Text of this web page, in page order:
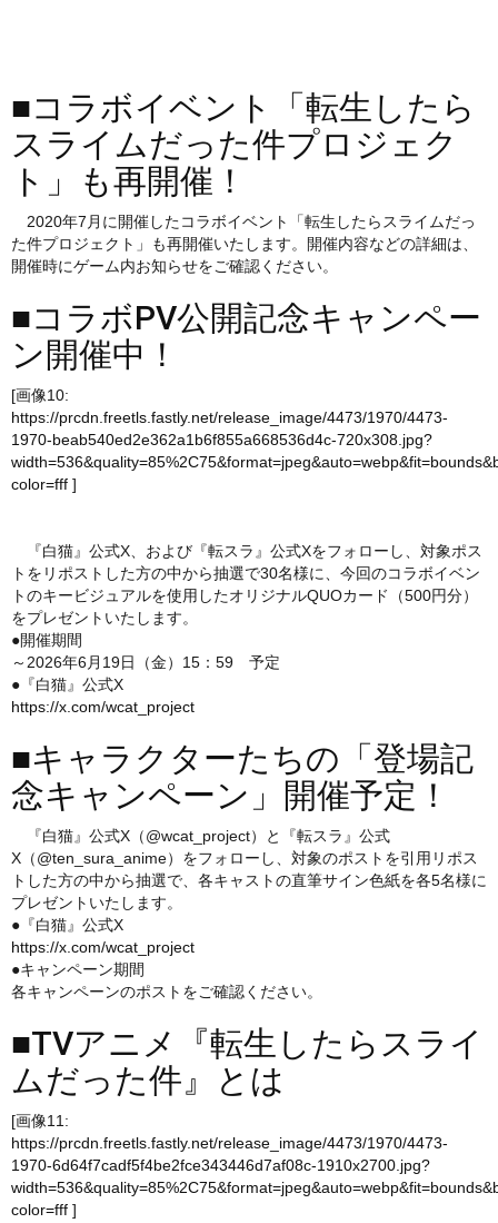
■コラボイベント「転生したら
スライムだった件プロジェク
ト」も再開催！
2020年7月に開催したコラボイベント「転生したらスライムだっ
た件プロジェクト」も再開催いたします。開催内容などの詳細は、
開催時にゲーム内お知らせをご確認ください。
■コラボPV公開記念キャンペー
ン開催中！
[画像10:
https://prcdn.freetls.fastly.net/release_image/4473/1970/4473-
1970-beab540ed2e362a1b6f855a668536d4c-720x308.jpg?
color=fff ]
『白猫』公式X、および『転スラ』公式Xをフォローし、対象ポス
トをリポストした方の中から抽選で30名様に、今回のコラボイベン
トのキービジュアルを使用したオリジナルQUOカード（500円分）
をプレゼントいたします。
●開催期間
～2026年6月19日（金）15：59 予定
●『白猫』公式X
https://x.com/wcat_project
■キャラクターたちの「登場記
念キャンペーン」開催予定！
『白猫』公式X（@wcat_project）と『転スラ』公式
X（@ten_sura_anime）をフォローし、対象のポストを引用リポス
トした方の中から抽選で、各キャストの直筆サイン色紙を各5名様に
プレゼントいたします。
●『白猫』公式X
https://x.com/wcat_project
●キャンペーン期間
各キャンペーンのポストをご確認ください。
■TVアニメ『転生したらスライ
ムだった件』とは
[画像11:
https://prcdn.freetls.fastly.net/release_image/4473/1970/4473-
1970-6d64f7cadf5f4be2fce343446d7af08c-1910x2700.jpg?
color=fff ]